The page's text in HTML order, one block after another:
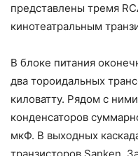
представлены тремя
кинотеатральным
В блоке питания
два тороидальных
киловатту. Рядом с
конденсаторов
мкФ. В выходных